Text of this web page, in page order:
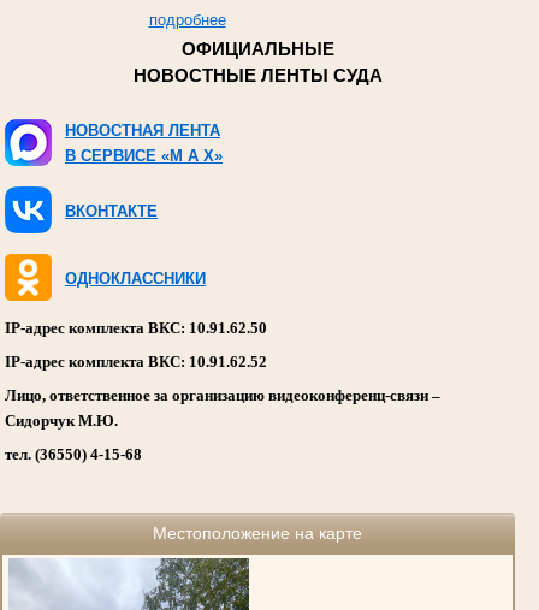
подробнее
ОФИЦИАЛЬНЫЕ
НОВОСТНЫЕ ЛЕНТЫ СУДА
НОВОСТНАЯ ЛЕНТА
В СЕРВИСЕ «M A X»
ВКОНТАКТЕ
ОДНОКЛАССНИКИ
IP-адрес комплекта ВКС: 10.91.62.50
IP-адрес комплекта ВКС: 10.91.62.52
Лицо, ответственное за организацию видеоконференц-связи –
Сидорчук М.Ю.
тел. (36550) 4-15-68
Местоположение на карте